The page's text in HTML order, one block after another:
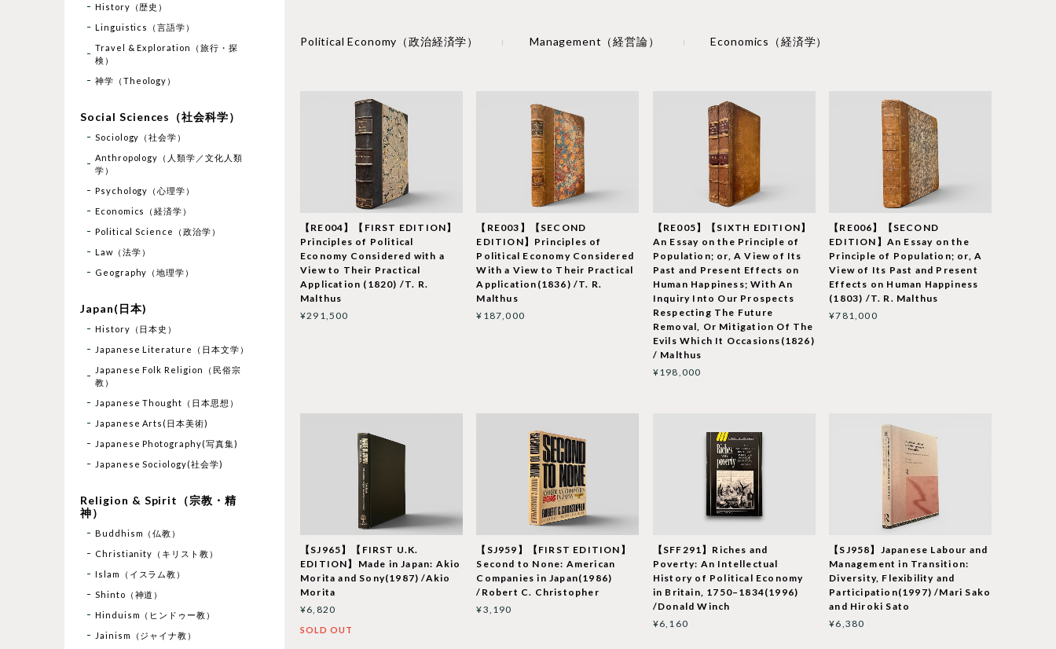
Political Economy（政治経済学） Management（経営論） Economics（経済学）
【RE004】【FIRST EDITION】
Principles of Political
Economy Considered with a
View to Their Practical
Application (1820) /T. R.
Malthus
¥291,500
【RE003】【SECOND
EDITION】Principles of
Political Economy Considered
With a View to Their Practical
Application(1836) /T. R.
Malthus
¥187,000
【RE005】【SIXTH EDITION】
An Essay on the Principle of
Population; or, A View of Its
Past and Present Effects on
Human Happiness; With An
Inquiry Into Our Prospects
Respecting The Future
Removal, Or Mitigation Of The
Evils Which It Occasions(1826)
/ Malthus
¥198,000
【RE006】【SECOND
EDITION】An Essay on the
Principle of Population; or, A
View of Its Past and Present
Effects on Human Happiness
(1803) /T. R. Malthus
¥781,000
【SJ965】【FIRST U.K.
EDITION】Made in Japan: Akio
Morita and Sony(1987) /Akio
Morita
¥6,820
SOLD OUT
【SJ959】【FIRST EDITION】
Second to None: American
Companies in Japan(1986)
/Robert C. Christopher
¥3,190
【SFF291】Riches and
Poverty: An Intellectual
History of Political Economy
in Britain, 1750–1834(1996)
/Donald Winch
¥6,160
【SJ958】Japanese Labour and
Management in Transition:
Diversity, Flexibility and
Participation(1997) /Mari Sako
and Hiroki Sato
¥6,380
History（歴史）
Linguistics（言語学）
Travel & Exploration（旅行・探
検）
神学（Theology）
Social Sciences（社会科学）
Sociology（社会学）
Anthropology（人類学／文化人類
学）
Psychology（心理学）
Economics（経済学）
Political Science（政治学）
Law（法学）
Geography（地理学）
Japan(日本)
History（日本史）
Japanese Literature（日本文学）
Japanese Folk Religion（民俗宗
教）
Japanese Thought（日本思想）
Japanese Arts(日本美術)
Japanese Photography(写真集)
Japanese Sociology(社会学)
Religion & Spirit（宗教・精
神）
Buddhism（仏教）
Christianity（キリスト教）
Islam（イスラム教）
Shinto（神道）
Hinduism（ヒンドゥー教）
Jainism（ジャイナ教）